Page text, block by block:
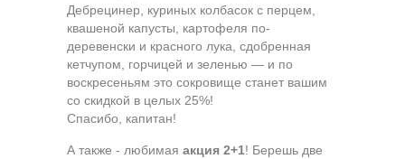
Дебрецинер, куриных колбасок с перцем,
квашеной капусты, картофеля по-
деревенски и красного лука, сдобренная
кетчупом, горчицей и зеленью — и по
воскресеньям это сокровище станет вашим
со скидкой в целых 25%!
Спасибо, капитан!
А также - любимая акция 2+1! Берешь две